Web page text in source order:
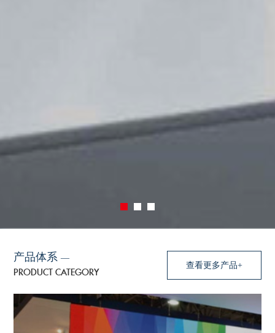
产品体系 —
PRODUCT CATEGORY
查看更多产品+